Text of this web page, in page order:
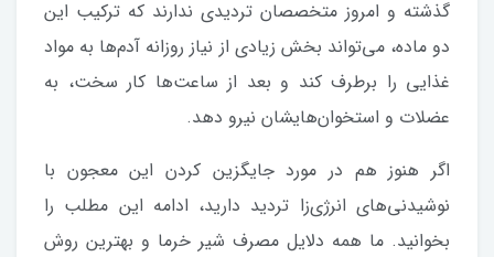
گذشته و امروز متخصصان تردیدی ندارند که ترکیب این
دو ماده، می‌تواند بخش زیادی از نیاز روزانه آدم‌ها به مواد
غذایی را برطرف کند و بعد از ساعت‌ها کار سخت، به
عضلات و استخوان‌هایشان نیرو دهد.
اگر هنوز هم در مورد جایگزین کردن این معجون با
نوشیدنی‌های انرژی‌زا تردید دارید، ادامه این مطلب را
بخوانید. ما همه دلایل مصرف شیر خرما و بهترین روش